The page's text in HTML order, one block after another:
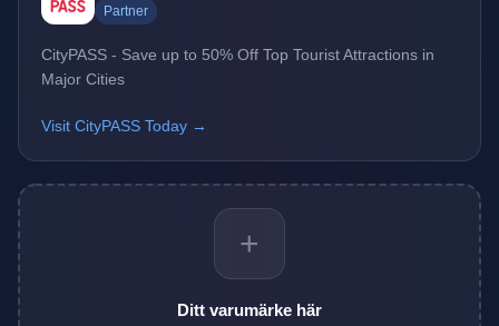
Partner
CityPASS - Save up to 50% Off Top Tourist Attractions in
Major Cities
Visit CityPASS Today →
+
Ditt varumärke här